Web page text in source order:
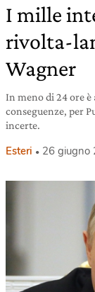
I mille
rivolta-
Wagner
In meno di 24 ore è
conseguenze, per
incerte.
Esteri 26 giugno